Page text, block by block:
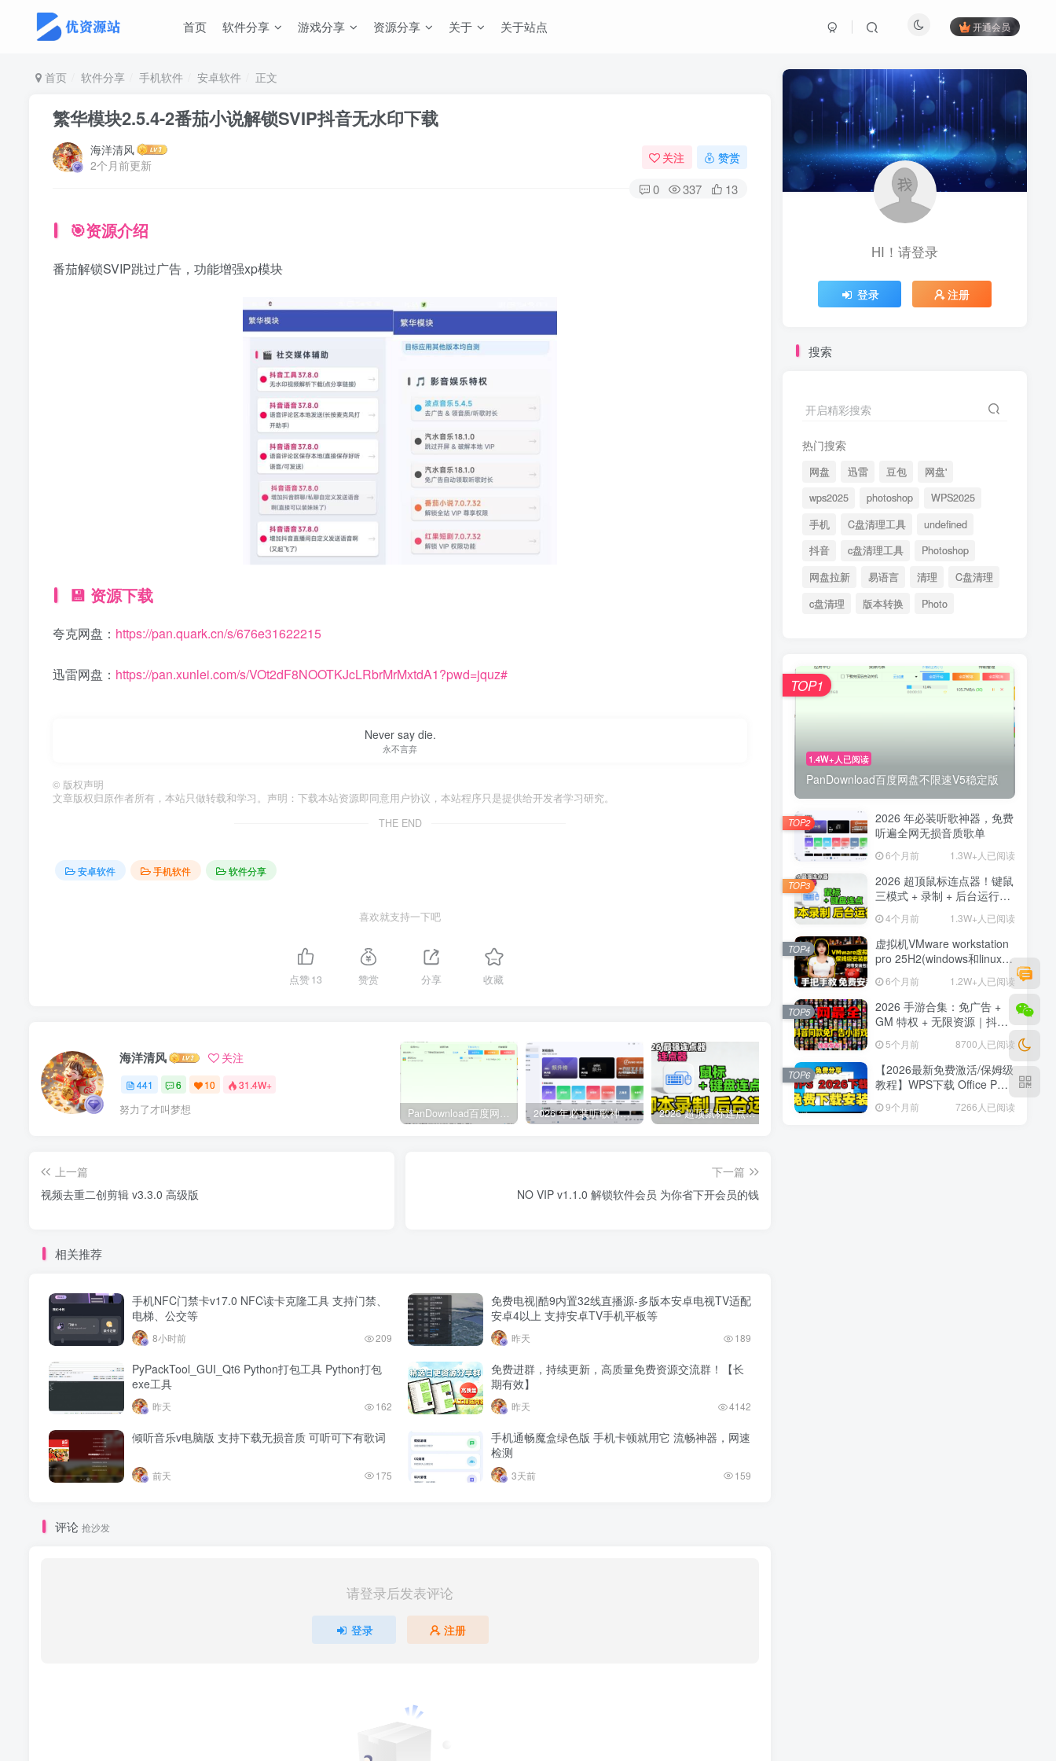
首页 软件分享 游戏分享 资源分享 关于 关于站点 开通会员
首页 软件分享 手机软件 安卓软件 正文
繁华模块2.5.4-2番茄小说解锁SVIP抖音无水印下载
海洋清风
2个月前更新
关注 赞赏
0 337 13
🎯资源介绍
番茄解锁SVIP跳过广告，功能增强xp模块
💾 资源下载
夸克网盘： https://pan.quark.cn/s/676e31622215
迅雷网盘： https://pan.xunlei.com/s/VOt2dF8NOOTKJcLRbrMrMxtdA1?pwd=jquz#
Never say die.
永不言弃
© 版权声明
文章版权归原作者所有，本站只做转载和学习。声明：下载本站资源即同意用户协议，本站程序只是提供给开发者学习研究。
THE END
安卓软件 手机软件 软件分享
喜欢就支持一下吧
点赞13 赞赏 分享 收藏
海洋清风 关注
441 6 10 31.4W+
努力了才叫梦想 2026 年必装听歌神器，免费听遍全网无损音质歌单 2026 超顶鼠标连点器！键鼠三模式 + 录制 + 后台运行，解放双手神器 虚拟机VMware workstation pro 25H2(windows和linux)新版博通官网,安装汉化 2026 手游合集：免广告 + GM 特权 + 无限资源｜抖音主播同款小游戏【26.8.7整理】
上一篇
视频去重二创剪辑 v3.3.0 高级版
下一篇
NO VIP v1.1.0 解锁软件会员 为你省下开会员的钱
相关推荐
手机NFC门禁卡v17.0 NFC读卡克隆工具 支持门禁、
电梯、公交等
8小时前 209
免费电视|酷9内置32线直播源-多版本安卓电视TV适配
安卓4以上 支持安卓TV手机平板等
昨天 189
PyPackTool_GUI_Qt6 Python打包工具 Python打包
exe工具
昨天 162
免费进群，持续更新，高质量免费资源交流群！【长
期有效】
昨天 4142
倾听音乐v电脑版 支持下载无损音质 可听可下有歌词
前天 175
手机通畅魔盒绿色版 手机卡顿就用它 流畅神器，网速
检测
3天前 159
评论 抢沙发
请登录后发表评论
登录 注册
HI！请登录
登录 注册
搜索
开启精彩搜索
热门搜索
网盘 迅雷 豆包
网盘'
wps2025
photoshop
WPS2025
手机
C盘清理工具
undefined
抖音
c盘清理工具
Photoshop
网盘拉新
易语言 清理
C盘清理
c盘清理
版本转换 Photo
1.4W+人已阅读
PanDownload百度网盘不限速V5稳定版
TOP1
2026 年必装听歌神器，免费
听遍全网无损音质歌单
6个月前 1.3W+人已阅读
TOP2
2026 超顶鼠标连点器！键鼠
三模式 + 录制 + 后台运行，
4个月前 1.3W+人已阅读
TOP3
虚拟机VMware workstation
pro 25H2(windows和linux)
新版博通官网,安装汉化
6个月前 1.2W+人已阅读
TOP4
2026 手游合集：免广告 +
GM 特权 + 无限资源｜抖音
主播同款小游戏【26.8.7整
理】5个月前 8700人已阅读
TOP5
【2026最新免费激活/保姆级
教程】WPS下载 Office PDF
最新版安装&激活
9个月前 7266人已阅读
TOP6